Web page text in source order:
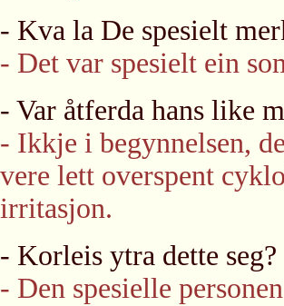
- Kva la De spesielt
- Det var spesielt ein
- Var åtferda hans like
- Ikkje i begynnelsen,
vere lett overspent
irritasjon.
- Korleis ytra dette seg?
- Den spesielle